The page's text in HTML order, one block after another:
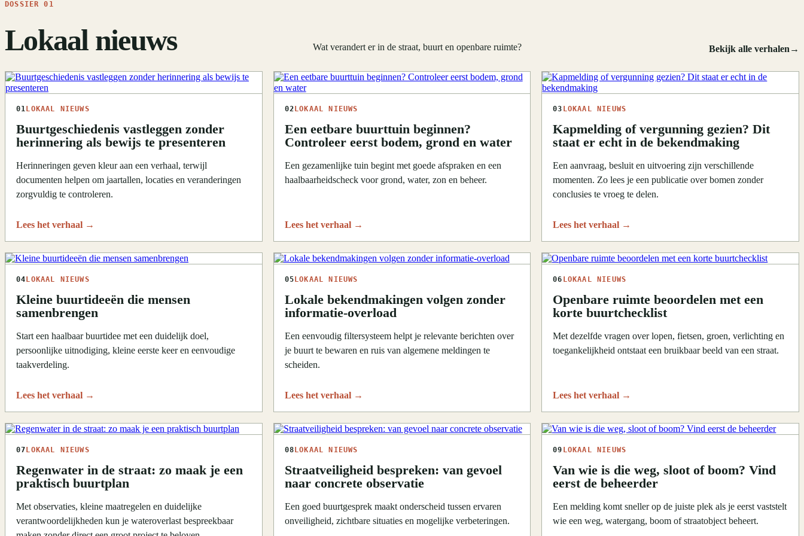
DOSSIER 01
Lokaal nieuws Wat verandert er in de straat, buurt en openbare ruimte? Bekijk alle verhalen→
01 LOKAAL NIEUWS
Buurtgeschiedenis vastleggen zonder
herinnering als bewijs te presenteren
Herinneringen geven kleur aan een verhaal, terwijl
documenten helpen om jaartallen, locaties en veranderingen
zorgvuldig te controleren.
Lees het verhaal →
02 LOKAAL NIEUWS
Een eetbare buurttuin beginnen?
Controleer eerst bodem, grond en water
Een gezamenlijke tuin begint met goede afspraken en een
haalbaarheidscheck voor grond, water, zon en beheer.
Lees het verhaal →
03 LOKAAL NIEUWS
Kapmelding of vergunning gezien? Dit
staat er echt in de bekendmaking
Een aanvraag, besluit en uitvoering zijn verschillende
momenten. Zo lees je een publicatie over bomen zonder
conclusies te vroeg te delen.
Lees het verhaal →
04 LOKAAL NIEUWS
Kleine buurtideeën die mensen
samenbrengen
Start een haalbaar buurtidee met een duidelijk doel,
persoonlijke uitnodiging, kleine eerste keer en eenvoudige
taakverdeling.
Lees het verhaal →
05 LOKAAL NIEUWS
Lokale bekendmakingen volgen zonder
informatie-overload
Een eenvoudig filtersysteem helpt je relevante berichten over
je buurt te bewaren en ruis van algemene meldingen te
scheiden.
Lees het verhaal →
06 LOKAAL NIEUWS
Openbare ruimte beoordelen met een
korte buurtchecklist
Met dezelfde vragen over lopen, fietsen, groen, verlichting en
toegankelijkheid ontstaat een bruikbaar beeld van een straat.
Lees het verhaal →
07 LOKAAL NIEUWS
Regenwater in de straat: zo maak je een
praktisch buurtplan
Met observaties, kleine maatregelen en duidelijke
verantwoordelijkheden kun je wateroverlast bespreekbaar
08 LOKAAL NIEUWS
Straatveiligheid bespreken: van gevoel
naar concrete observatie
Een goed buurtgesprek maakt onderscheid tussen ervaren
onveiligheid, zichtbare situaties en mogelijke verbeteringen.
09 LOKAAL NIEUWS
Van wie is die weg, sloot of boom? Vind
eerst de beheerder
Een melding komt sneller op de juiste plek als je eerst vaststelt
wie een weg, watergang, boom of straatobject beheert.